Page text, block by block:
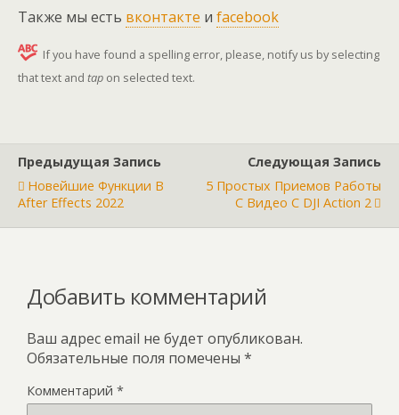
Также мы есть вконтакте и facebook
If you have found a spelling error, please, notify us by selecting
that text and tap on selected text.
Предыдущая Запись
Новейшие Функции В
After Effects 2022
Следующая Запись
5 Простых Приемов Работы
С Видео С DJI Action 2
Добавить комментарий
Ваш адрес email не будет опубликован.
Обязательные поля помечены *
Комментарий *